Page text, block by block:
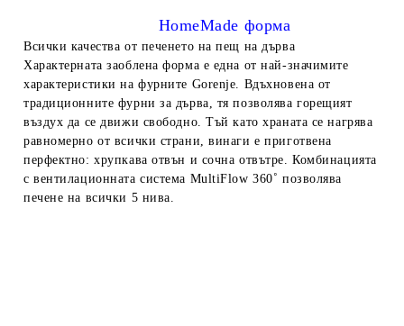
HomeMade форма
Всички качества от печенето на пещ на дърва
Характерната заоблена форма е една от най-значимите
характеристики на фурните Gorenje. Вдъхновена от
традиционните фурни за дърва, тя позволява горещият
въздух да се движи свободно. Тъй като храната се нагрява
равномерно от всички страни, винаги е приготвена
перфектно: хрупкава отвън и сочна отвътре. Комбинацията
с вентилационната система MultiFlow 360˚ позволява
печене на всички 5 нива.